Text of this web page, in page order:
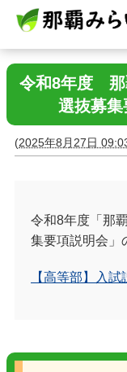
令和8年度 那
選抜募
(2025年8月27日
令和8年度「那
集要項説明会」
【高等部】入